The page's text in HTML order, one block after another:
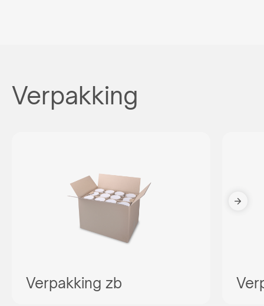
Verpakking
Verpakking zb